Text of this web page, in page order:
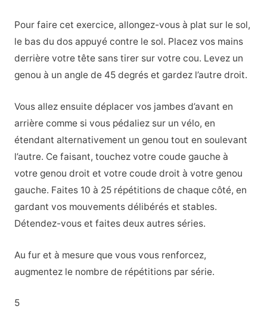
Pour faire cet exercice, allongez-vous à plat sur le sol,
le bas du dos appuyé contre le sol. Placez vos mains
derrière votre tête sans tirer sur votre cou. Levez un
genou à un angle de 45 degrés et gardez l’autre droit.
Vous allez ensuite déplacer vos jambes d’avant en
arrière comme si vous pédaliez sur un vélo, en
étendant alternativement un genou tout en soulevant
l’autre. Ce faisant, touchez votre coude gauche à
votre genou droit et votre coude droit à votre genou
gauche. Faites 10 à 25 répétitions de chaque côté, en
gardant vos mouvements délibérés et stables.
Détendez-vous et faites deux autres séries.
Au fur et à mesure que vous vous renforcez,
augmentez le nombre de répétitions par série.
5